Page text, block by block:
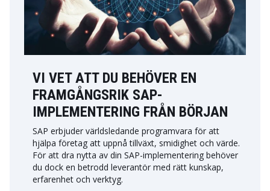
VI VET ATT DU BEHÖVER EN
FRAMGÅNGSRIK SAP-
IMPLEMENTERING FRÅN BÖRJAN
SAP erbjuder världsledande programvara för att
hjälpa företag att uppnå tillväxt, smidighet och värde.
För att dra nytta av din SAP-implementering behöver
du dock en betrodd leverantör med rätt kunskap,
erfarenhet och verktyg.